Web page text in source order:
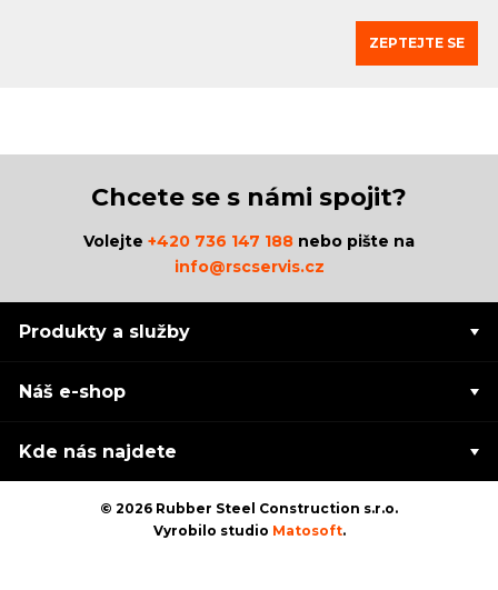
ZEPTEJTE SE
Chcete se s námi spojit?
Volejte +420 736 147 188 nebo pište na
info@rscservis.cz
Produkty a služby
Náš e-shop
Kde nás najdete
© 2026 Rubber Steel Construction s.r.o.
Vyrobilo studio Matosoft.